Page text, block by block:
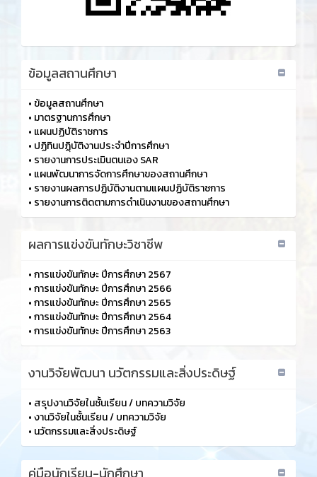
ข้อมูลสถานศึกษา
• ข้อมูลสถานศึกษา
• มาตรฐานการศึกษา
• แผนปฏิบัติราชการ
• ปฏิทินปฏฺิบัติงานประจำปีการศึกษา
• รายงานการประเมินตนเอง SAR
• แผนพัฒนาการจัดการศึกษาของสถานศึกษา
• รายงานผลการปฏิบัติงานตามแผนปฏิบัติราชการ
• รายงานการติดตามการดำเนินงานของสถานศึกษา
ผลการแข่งขันทักษะวิชาชีพ
•การแข่งขันทักษะ ปีการศึกษา 2567
•การแข่งขันทักษะ ปีการศึกษา 2566
•การแข่งขันทักษะ ปีการศึกษา 2565
•การแข่งขันทักษะ ปีการศึกษา 2564
•การแข่งขันทักษะ ปีการศึกษา 2563
งานวิจัยพัฒนา นวัตกรรมและสิ่งประดิษฐ์
• สรุปงานวิจัยในชั้นเรียน / บทความวิจัย
•งานวิจัยในชั้นเรียน / บทความวิจัย
• นวัตกรรมและสิ่งประดิษฐ์
คู่มือนักเรียน-นักศึกษา